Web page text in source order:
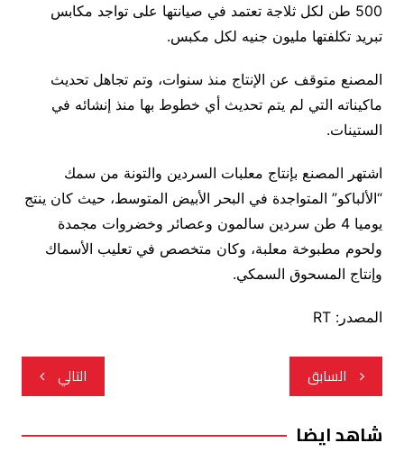
500 طن لكل ثلاجة تعتمد في صيانتها على تواجد مكابس
تبريد تكلفتها مليون جنيه لكل مكبس.
المصنع متوقف عن الإنتاج منذ سنوات، وتم تجاهل تحديث
ماكيناته التي لم يتم تحديث أي خطوط بها منذ إنشائه في
الستينات.
اشتهر المصنع بإنتاج معلبات السردين والتونة من سمك
“الألباكو” المتواجدة في البحر الأبيض المتوسط، حيث كان ينتج
يوميا 4 طن سردين سالمون وعصائر وخضروات مجمدة
ولحوم مطبوخة معلبة، وكان متخصص في تعليب الأسماك
وإنتاج المسحوق السمكي.
المصدر: RT
تصفّح
المقالات
السابق التالي
شاهد ايضا